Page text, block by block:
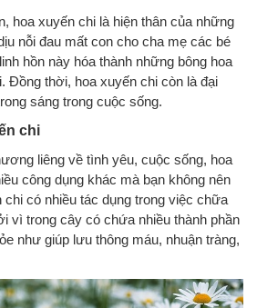
hoa xuyến chi là hiện thân của những
nỗi đau mất con cho cha mẹ các bé
hồn này hóa thành những bông hoa
Đồng thời, hoa xuyến chi còn là đại
sáng trong cuộc sống.
chi
liêng về tình yêu, cuộc sống, hoa
công dụng khác mà bạn không nên
có nhiều tác dụng trong việc chữa
vì trong cây có chứa nhiều thành phần
như giúp lưu thông máu, nhuận tràng,